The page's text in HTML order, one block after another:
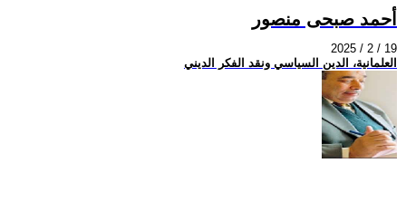
أحمد صبحى منصور
2025 / 2 / 19
العلمانية، الدين السياسي ونقد الفكر الديني